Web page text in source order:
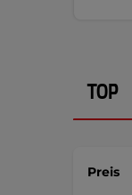
TOP
Preis